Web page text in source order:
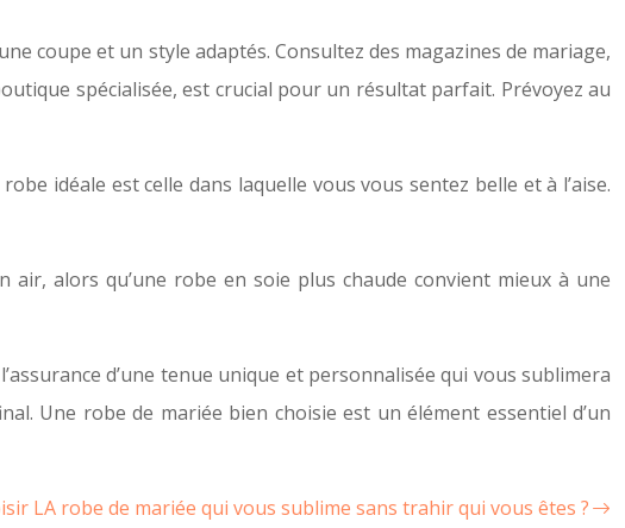
coupe et un style adaptés. Consultez des magazines de mariage,
spécialisée, est crucial pour un résultat parfait. Prévoyez au
idéale est celle dans laquelle vous vous sentez belle et à l’aise.
alors qu’une robe en soie plus chaude convient mieux à une
d’une tenue unique et personnalisée qui vous sublimera
Une robe de mariée bien choisie est un élément essentiel d’un
LA robe de mariée qui vous sublime sans trahir qui vous êtes ?